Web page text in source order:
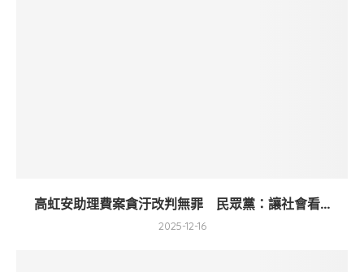
高虹安助理費案貪汙改判無罪 民眾黨：讓社會看...
2025-12-16